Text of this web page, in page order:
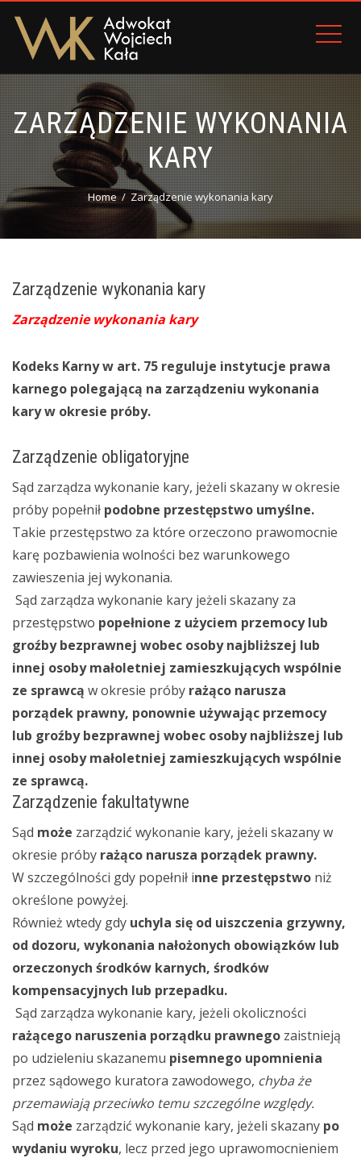
ZARZĄDZENIE WYKONANIA
KARY
Home Zarządzenie wykonania kary
Zarządzenie wykonania kary
Zarządzenie wykonania kary
Kodeks Karny w art. 75 reguluje instytucje prawa
karnego polegającą na zarządzeniu wykonania
kary w okresie próby.
Zarządzenie obligatoryjne
Sąd zarządza wykonanie kary, jeżeli skazany w okresie
próby popełnił podobne przestępstwo umyślne.
Takie przestępstwo za które orzeczono prawomocnie
karę pozbawienia wolności bez warunkowego
zawieszenia jej wykonania.
Sąd zarządza wykonanie kary jeżeli skazany za
przestępstwo popełnione z użyciem przemocy lub
groźby bezprawnej wobec osoby najbliższej lub
innej osoby małoletniej zamieszkujących wspólnie
ze sprawcą w okresie próby rażąco narusza
porządek prawny, ponownie używając przemocy
lub groźby bezprawnej wobec osoby najbliższej lub
innej osoby małoletniej zamieszkujących wspólnie
ze sprawcą.
Zarządzenie fakultatywne
Sąd może zarządzić wykonanie kary, jeżeli skazany w
okresie próby rażąco narusza porządek prawny.
W szczególności gdy popełnił inne przestępstwo niż
określone powyżej.
Również wtedy gdy uchyla się od uiszczenia grzywny,
od dozoru, wykonania nałożonych obowiązków lub
orzeczonych środków karnych, środków
kompensacyjnych lub przepadku.
Sąd zarządza wykonanie kary, jeżeli okoliczności
rażącego naruszenia porządku prawnego zaistnieją
po udzieleniu skazanemu pisemnego upomnienia
przez sądowego kuratora zawodowego, chyba że
przemawiają przeciwko temu szczególne względy.
Sąd może zarządzić wykonanie kary, jeżeli skazany po
wydaniu wyroku, lecz przed jego uprawomocnieniem